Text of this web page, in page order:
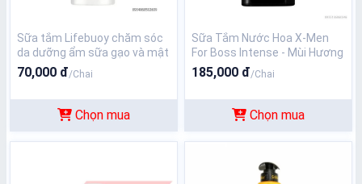
Sữa tắm Lifebuoy chăm sóc
da dưỡng ẩm sữa gạo và mật
ong 350g
70,000 đ/Chai
Chọn mua
Sữa Tắm Nước Hoa X-Men
For Boss Intense - Mùi Hương
Trầm Đầy Nội Lực 650g
185,000 đ/Chai
Chọn mua